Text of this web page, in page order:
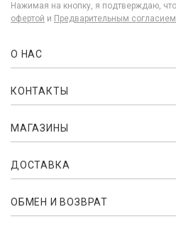
Нажимая на кнопку, я подтверждаю,
офертой и Предварительным
О НАС
КОНТАКТЫ
МАГАЗИНЫ
ДОСТАВКА
ОБМЕН И ВОЗВРАТ